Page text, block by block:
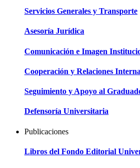
Servicios Generales y Transporte
Asesoría Jurídica
Comunicación e Imagen
Cooperación y Relaciones
Seguimiento y Apoyo al
Defensoría Universitaria
Publicaciones
Libros del Fondo Editorial